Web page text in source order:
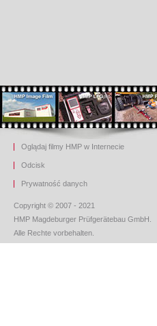
Oglądaj filmy HMP w Internecie
Odcisk
Prywatność danych
Copyright © 2007 - 2021
HMP Magdeburger Prüfgerätebau GmbH.
Alle Rechte vorbehalten.